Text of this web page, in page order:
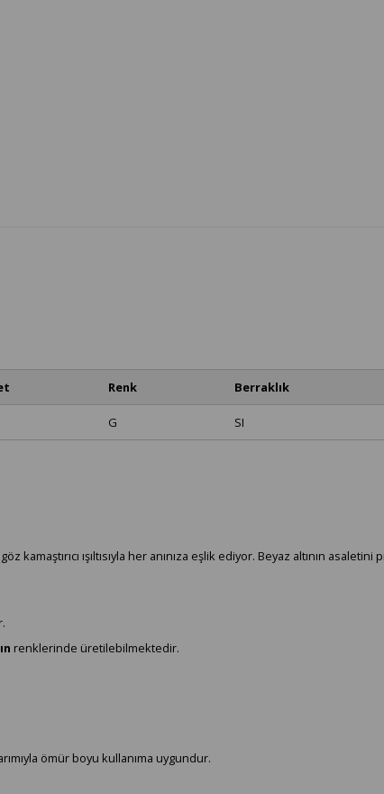
Renk Berraklık
G SI
kamaştırıcı ışıltısıyla her anınıza eşlik ediyor. Beyaz altının
renklerinde üretilebilmektedir.
ömür boyu kullanıma uygundur.